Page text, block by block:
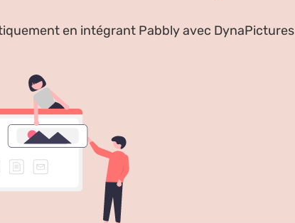
en intégrant Pabbly avec DynaPictures